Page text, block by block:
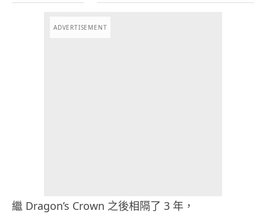
ADVERTISEMENT
繼 Dragon’s Crown 之後相隔了 3 年，